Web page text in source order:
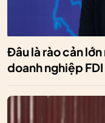
Đâu là rào cản
doanh nghiệp